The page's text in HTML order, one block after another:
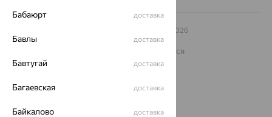
– 2026
Архив акций
Карта сайта
На информационном ресурсе применяются
рекомендательные технологии
Политика конфеденциальности
Разработка сайта —
Бабаюрт доставка
Бавлы доставка
Бавтугай доставка
Багаевская доставка
Байкалово доставка